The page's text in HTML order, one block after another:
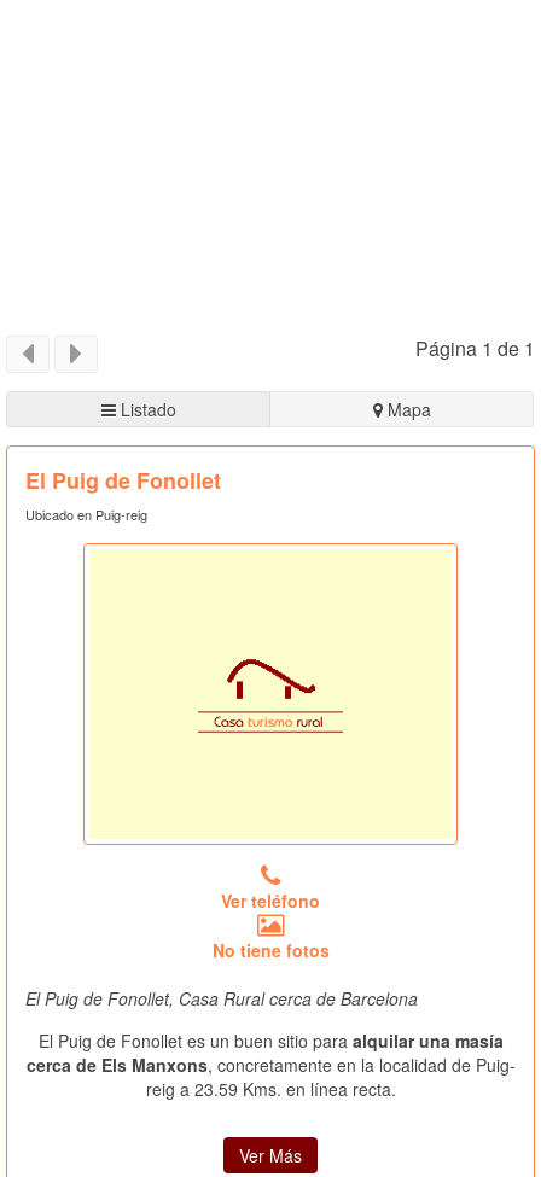
Página 1 de 1
Listado Mapa
El Puig de Fonollet
Ubicado en Puig-reig
Ver teléfono
No tiene fotos
El Puig de Fonollet, Casa Rural cerca de Barcelona
El Puig de Fonollet es un buen sitio para alquilar una masía
cerca de Els Manxons, concretamente en la localidad de Puig-
reig a 23.59 Kms. en línea recta.
Ver Más